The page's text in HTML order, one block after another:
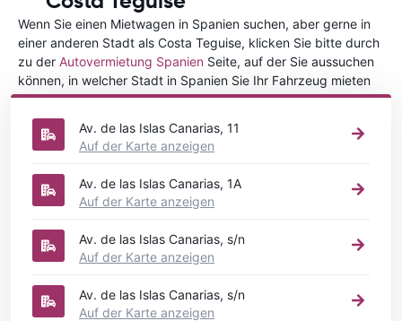
Wenn Sie einen Mietwagen in Spanien suchen, aber gerne in
einer anderen Stadt als Costa Teguise, klicken Sie bitte durch
zu der Autovermietung Spanien Seite, auf der Sie aussuchen
können, in welcher Stadt in Spanien Sie Ihr Fahrzeug mieten
wollen.
Av. de las Islas Canarias, 11
Auf der Karte anzeigen
Av. de las Islas Canarias, 1A
Auf der Karte anzeigen
Av. de las Islas Canarias, s/n
Auf der Karte anzeigen
Av. de las Islas Canarias, s/n
Auf der Karte anzeigen